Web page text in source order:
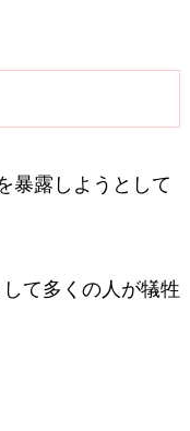
暴露しようとして
て多くの人が犠牲